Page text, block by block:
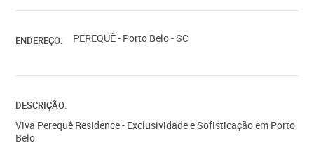
ENDEREÇO: PEREQUÊ - Porto Belo - SC
DESCRIÇÃO:
Viva Perequê Residence - Exclusividade e Sofisticação em Porto
Belo